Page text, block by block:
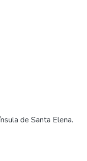
de Santa Elena.